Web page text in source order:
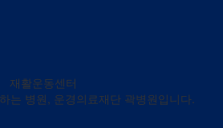
재활운동센터
는 병원, 운경의료재단 곽병원입니다.